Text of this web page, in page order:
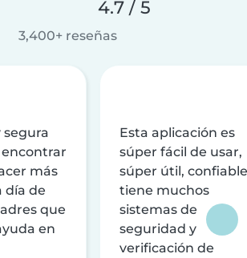
4.7 / 5
3,400+ reseñas
segura
más
día de
que
en
Esta aplicación es
súper fácil de usar,
súper útil,
tiene muchos
sistemas de
seguridad y
verificación de